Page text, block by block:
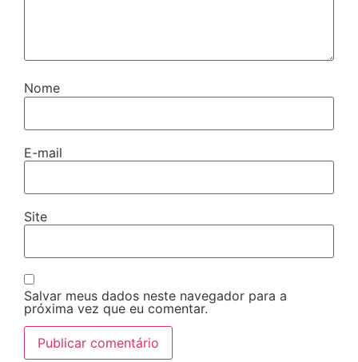
Nome
E-mail
Site
Salvar meus dados neste navegador para a
próxima vez que eu comentar.